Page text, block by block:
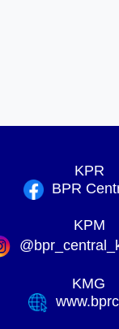
KPR
BPR
KPM
KMG